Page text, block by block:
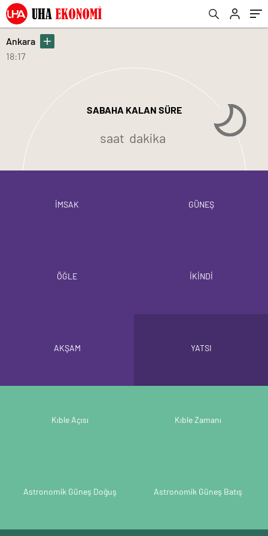
Ankara
18:17
SABAHA KALAN SÜRE
saat dakika
İMSAK GÜNEŞ
ÖĞLE İKİNDİ
AKŞAM YATSI
Kıble Açısı Kıble Zamanı
Astronomik Güneş Doğuş Astronomik Güneş Batış